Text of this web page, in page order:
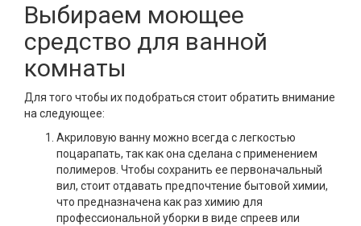
Выбираем моющее
средство для ванной
комнаты
Для того чтобы их подобраться стоит обратить внимание
на следующее:
Акриловую ванну можно всегда с легкостью
поцарапать, так как она сделана с применением
полимеров. Чтобы сохранить ее первоначальный
вил, стоит отдавать предпочтение бытовой химии,
что предназначена как раз химию для
профессиональной уборки в виде спреев или